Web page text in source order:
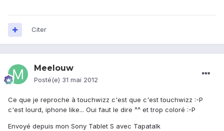
Citer
Meelouw
Posté(e) 31 mai 2012
Ce que je reproche à touchwizz c'est que c'est touchwizz :-P
c'est lourd, iphone like... Oui faut le dire ^^ et trop coloré :-P
Envoyé depuis mon Sony Tablet S avec Tapatalk